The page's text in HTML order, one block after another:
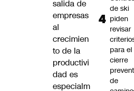
salida de
empresas
al
crecimien
to de la
productivi
dad es
especialm
de ski
piden
revisar
para el
cierre
de